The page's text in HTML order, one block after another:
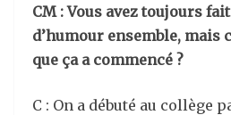
CM : Vous avez toujours
d’humour ensemble, mais
que ça a commencé ?
C : On a débuté au collège